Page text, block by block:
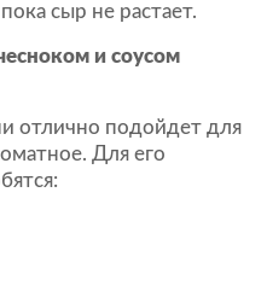
сыр не растает.
и соусом
отлично подойдет для
Для его